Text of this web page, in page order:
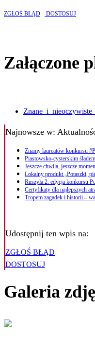
ZGŁOŚ BŁĄD DOSTOSUJ
Załączone
Najnowsze w:
Znamy laureatów konkursu
Piastowsko-cysterskim
Jeszcze chwila, jeszcze
Lokalny produkt „Potaszki,
Ruszyła 2. edycja konkursu
Certyfikaty dla najlepszych
Tropem zagadek i historii –
Udostępnij ten wpis na:
ZGŁOŚ BŁĄD
DOSTOSUJ
Galeria